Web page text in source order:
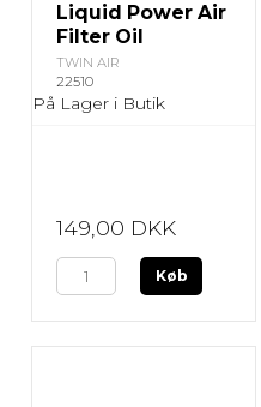
Liquid Power Air
Filter Oil
TWIN AIR
22510
På Lager i Butik
149,00 DKK
Køb